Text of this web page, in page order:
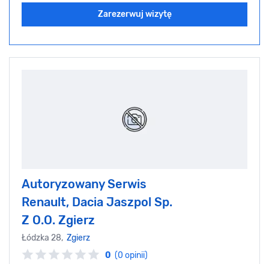
Zarezerwuj wizytę
Autoryzowany Serwis
Renault, Dacia Jaszpol Sp.
Z O.O. Zgierz
Łódzka 28, Zgierz
0 (0 opinii)